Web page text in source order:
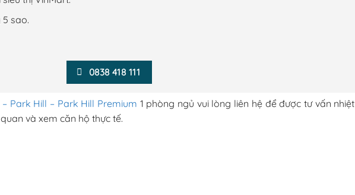
sao.
0838 418 111
Park Hill – Park Hill Premium 1 phòng ngủ vui lòng liên hệ để được tư vấn
và xem căn hộ thực tế.